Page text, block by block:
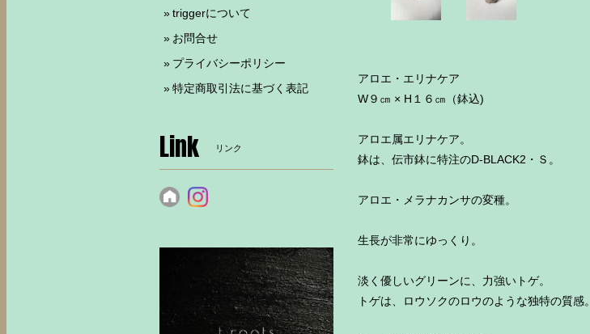
アロエ・エリナケア
W９㎝ × H１６㎝（鉢込)
アロエ属エリナケア。
鉢は、伝市鉢に特注のD-BLACK2・Ｓ。
アロエ・メラナカンサの変種。
生長が非常にゆっくり。
淡く優しいグリーンに、力強いトゲ。
トゲは、ロウソクのロウのような独特の質感。
triggerについて
お問合せ
プライバシーポリシー
特定商取引法に基づく表記
Link リンク